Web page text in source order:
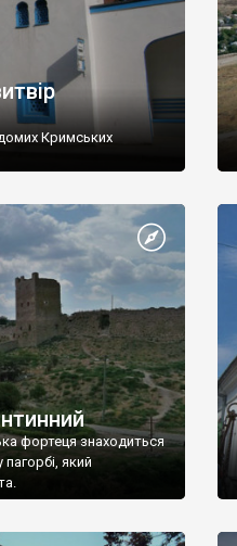
Кримських
фортеця знаходиться
який